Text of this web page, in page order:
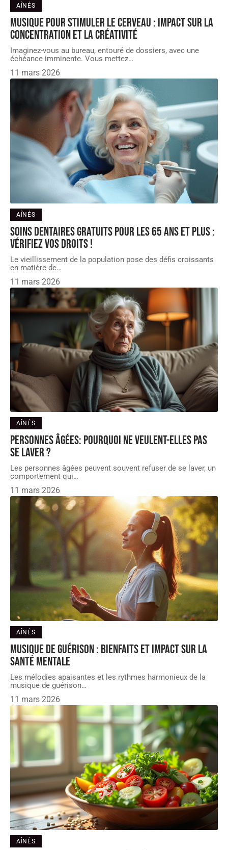
AÎNÉS
Musique pour stimuler le cerveau : impact sur la
concentration et la créativité
Imaginez-vous au bureau, entouré de dossiers, avec une
échéance imminente. Vous mettez…
11 mars 2026
AÎNÉS
Soins dentaires gratuits pour les 65 ans et plus :
Vérifiez vos droits !
Le vieillissement de la population pose des défis croissants
en matière de…
11 mars 2026
AÎNÉS
Personnes âgées: Pourquoi ne veulent-elles pas
se laver ?
Les personnes âgées peuvent souvent refuser de se laver, un
comportement qui…
11 mars 2026
AÎNÉS
Musique de guérison : bienfaits et impact sur la
santé mentale
Les mélodies apaisantes et les rythmes harmonieux de la
musique de guérison…
11 mars 2026
AÎNÉS